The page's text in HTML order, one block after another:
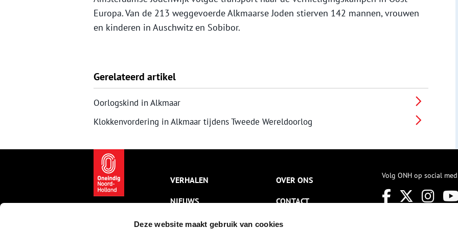
Deze website maakt gebruik van cookies
Europa. Van de 213 weggevoerde Alkmaarse Joden stierven 142 mannen, vrouwen
en kinderen in Auschwitz en Sobibor.
Gerelateerd artikel
Oorlogskind in Alkmaar
Klokkenvordering in Alkmaar tijdens Tweede Wereldoorlog
VERHALEN
NIEUWS
KALENDER
OVER ONS
CONTACT
NIEUWSBRIEF
Volg ONH op social